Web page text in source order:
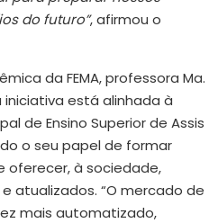
do futuro”, afirmou o
da FEMA, professora Ma.
iniciativa está alinhada à
de Ensino Superior de Assis
o seu papel de formar
oferecer, à sociedade,
atualizados. “O mercado de
mais automatizado,